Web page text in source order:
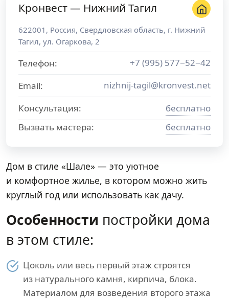
Дом в стиле «Шале» — это уютное
и комфортное жилье, в котором можно жить
круглый год или использовать как дачу.
Особенности постройки дома
в этом стиле:
Цоколь или весь первый этаж строятся
из натурального камня, кирпича, блока.
Материалом для возведения второго этажа
Кронвест — Нижний Тагил
622001 , Россия, Свердловская область, г. Нижний
Тагил, ул. Огаркова, 2
Телефон:
+7 (995) 577−52−42
Email:
nizhnij-tagil@kronvest.net
Консультация:
бесплатно
Вызвать мастера:
бесплатно